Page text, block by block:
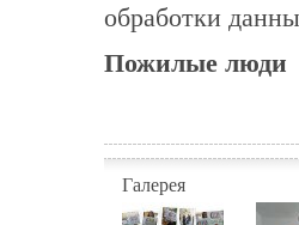
обработки
Пожилые люди
Галерея